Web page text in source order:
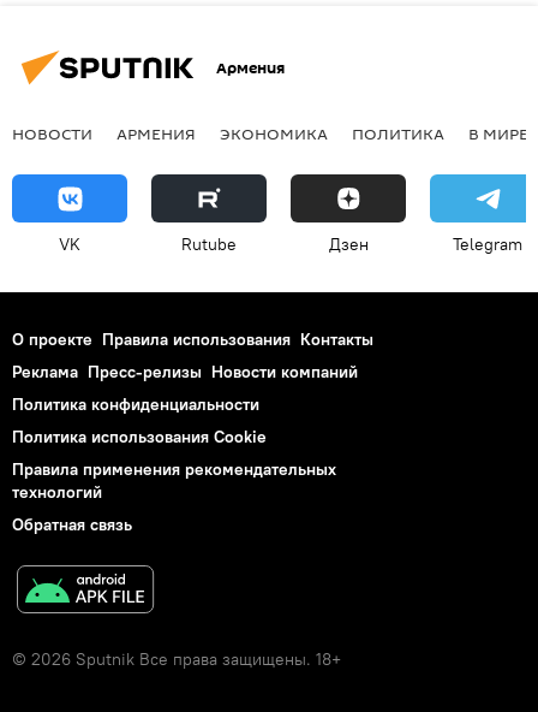
Армения
НОВОСТИ АРМЕНИЯ ЭКОНОМИКА ПОЛИТИКА В МИРЕ
VK Rutube Дзен Telegram
О проекте Правила использования Контакты
Реклама Пресс-релизы Новости компаний
Политика конфиденциальности
Политика использования Cookie
Правила применения рекомендательных
технологий
Обратная связь
© 2026 Sputnik Все права защищены. 18+